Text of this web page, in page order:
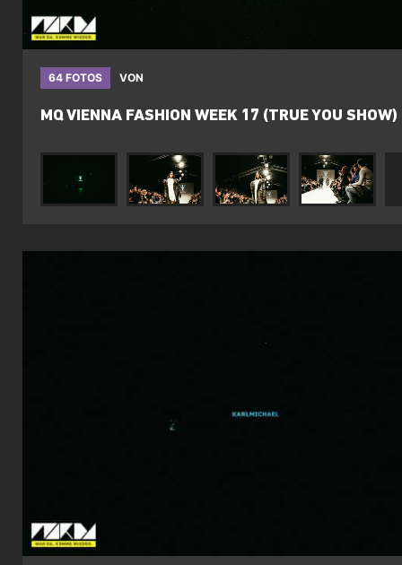
64 FOTOS VON
MQ VIENNA FASHION WEEK 17 (TRUE YOU SHOW)